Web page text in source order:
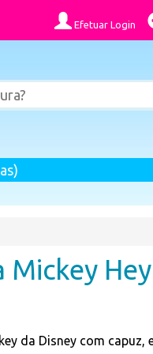
Efetuar Login
Mickey Hey
da Disney com capuz,